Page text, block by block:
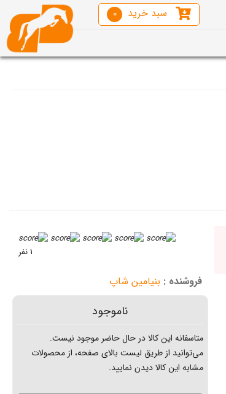
سبد خرید 0
1 نفر
فروشنده : بنیامین شاپ
ناموجود
متاسفانه این کالا در حال حاضر موجود نیست.
می‌توانید از طریق لیست بالای صفحه، از محصولات
مشابه این کالا دیدن نمایید.